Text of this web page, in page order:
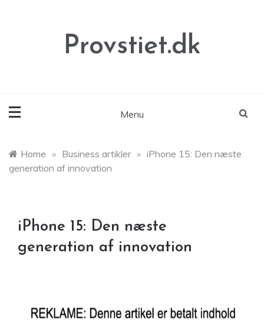
Provstiet.dk
Menu
Home » Business artikler » iPhone 15: Den næste
generation af innovation
iPhone 15: Den næste
generation af innovation